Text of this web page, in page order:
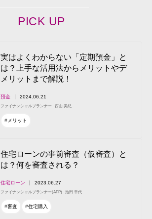
PICK UP
実はよくわからない「定期預金」と
は？上手な活用法からメリットやデ
メリットまで解説！
預金 2024.06.21
ファイナンシャルプランナー 西山 美紀
#メリット
住宅ローンの事前審査（仮審査）と
は？何を審査される？
住宅ローン 2023.06.27
ファイナンシャルプランナー(AFP) 池田 幸代
#審査 #住宅購入